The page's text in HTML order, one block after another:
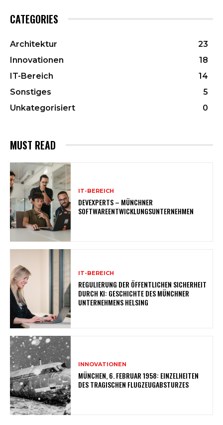
CATEGORIES
Architektur
23
Innovationen
18
IT-Bereich
14
Sonstiges
5
Unkategorisiert
0
MUST READ
IT-BEREICH
DEVEXPERTS – MÜNCHNER
SOFTWAREENTWICKLUNGSUNTERNEHMEN
IT-BEREICH
REGULIERUNG DER ÖFFENTLICHEN SICHERHEIT
DURCH KI: GESCHICHTE DES MÜNCHNER
UNTERNEHMENS HELSING
INNOVATIONEN
MÜNCHEN, 6. FEBRUAR 1958: EINZELHEITEN
DES TRAGISCHEN FLUGZEUGABSTURZES